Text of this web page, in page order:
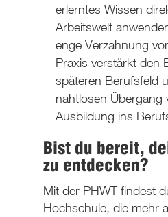
erlerntes Wissen
Arbeitswelt
enge Verzahnung
Praxis verstärkt den
späteren Berufsfeld
nahtlosen Übergang
Ausbildung ins
Bist du bereit,
zu entdecken?
Mit der PHWT findest
Hochschule, die mehr